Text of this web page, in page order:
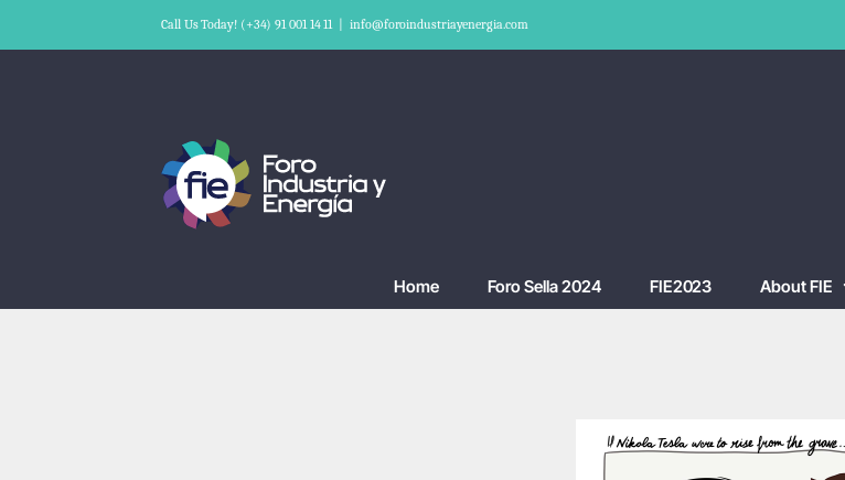
Call Us Today! (+34) 91 001 14 11 info@foroindustriayenergia.com
Home Foro Sella 2024 FIE2023 About FIE